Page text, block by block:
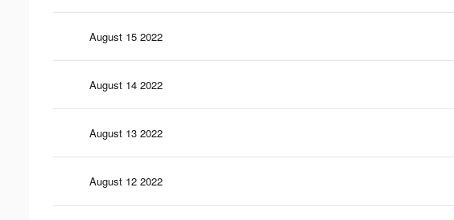
August 15 2022
August 14 2022
August 13 2022
August 12 2022